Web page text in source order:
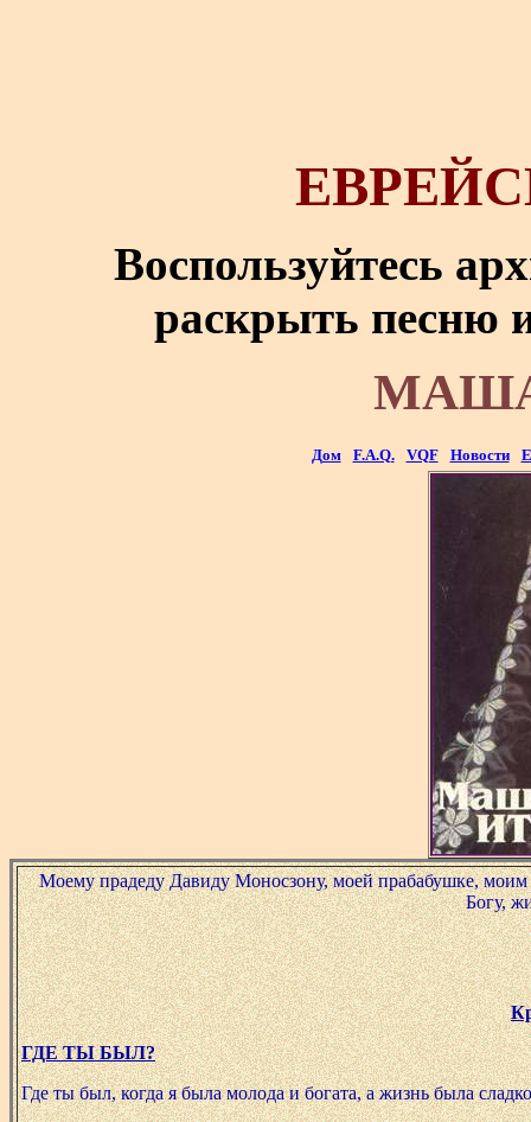
Воспользуйтесь
раскрыть песню
Дом F.A.Q. VQF Новости
Моему прадеду Давиду Моносзону, моей прабабушке,
Богу,
ГДЕ ТЫ БЫЛ?
Где ты был, когда я была молода и богата, а жизнь была